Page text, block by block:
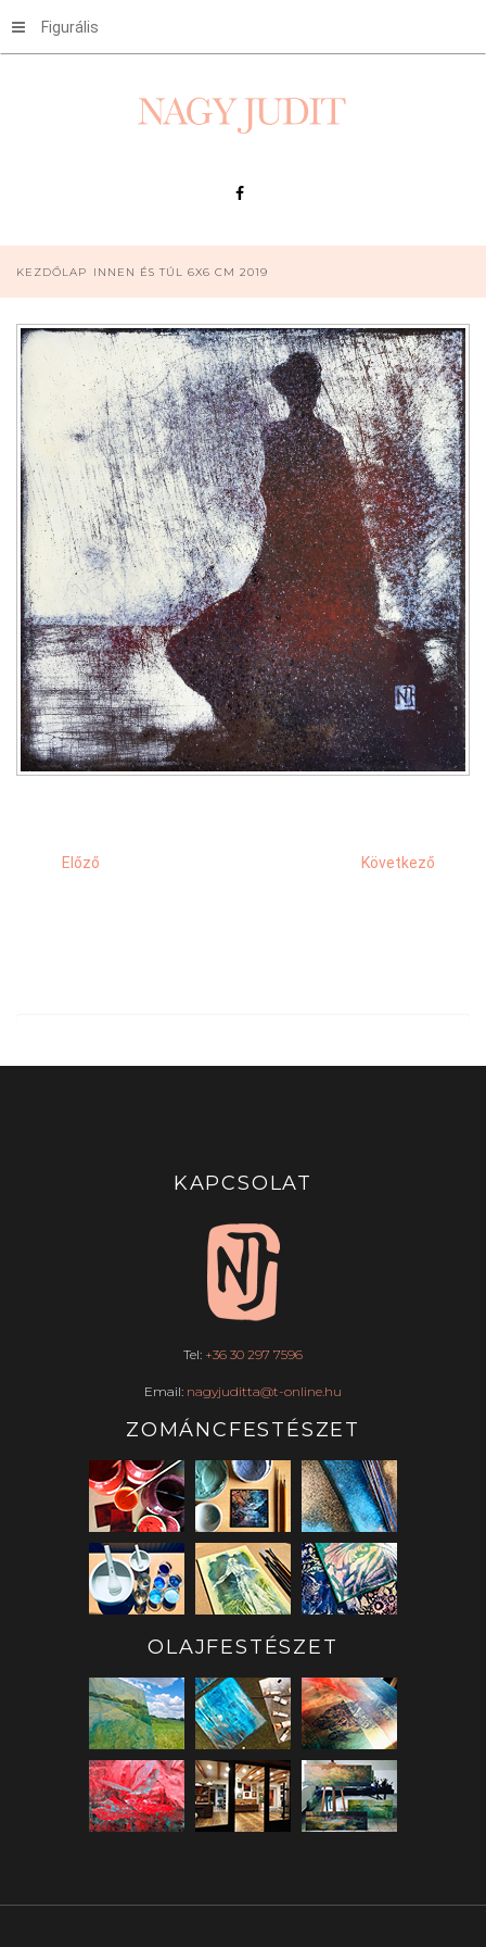
Figurális
KEZDŐLAP INNEN ÉS TÚL 6X6 CM 2019
Előző Következő
KAPCSOLAT
Tel: +36 30 297 7596
Email: nagyjuditta@t-online.hu
ZOMÁNCFESTÉSZET
OLAJFESTÉSZET